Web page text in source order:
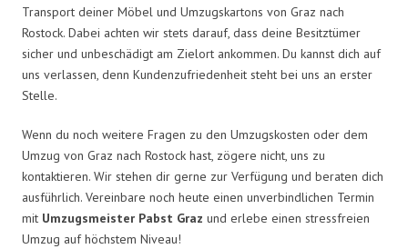
Transport deiner Möbel und Umzugskartons von Graz nach
Rostock. Dabei achten wir stets darauf, dass deine Besitztümer
sicher und unbeschädigt am Zielort ankommen. Du kannst dich auf
uns verlassen, denn Kundenzufriedenheit steht bei uns an erster
Stelle.
Wenn du noch weitere Fragen zu den Umzugskosten oder dem
Umzug von Graz nach Rostock hast, zögere nicht, uns zu
kontaktieren. Wir stehen dir gerne zur Verfügung und beraten dich
ausführlich. Vereinbare noch heute einen unverbindlichen Termin
mit Umzugsmeister Pabst Graz und erlebe einen stressfreien
Umzug auf höchstem Niveau!